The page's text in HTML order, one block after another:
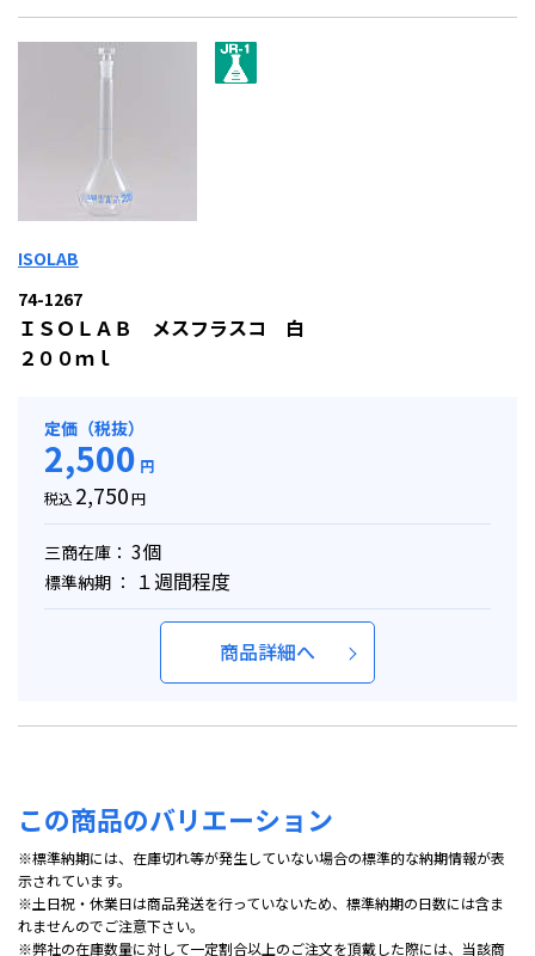
ISOLAB
74-1267
ＩＳＯＬＡＢ メスフラスコ 白
２００ｍｌ
定価（税抜）
2,500 円
税込 2,750円
三商在庫： 3個
標準納期 ： １週間程度
商品詳細へ
この商品のバリエーション
※標準納期には、在庫切れ等が発生していない場合の標準的な納期情報が表
示されています。
※土日祝・休業日は商品発送を行っていないため、標準納期の日数には含ま
れませんのでご注意下さい。
※弊社の在庫数量に対して一定割合以上のご注文を頂戴した際には、当該商